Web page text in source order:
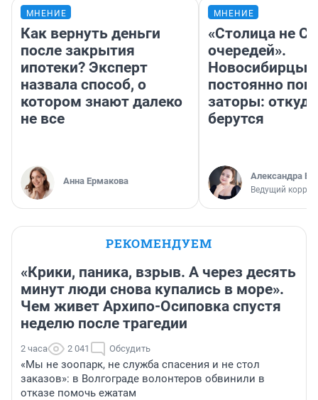
МНЕНИЕ
Как вернуть деньги
после закрытия
ипотеки? Эксперт
назвала способ, о
котором знают далеко
не все
Анна Ермакова
МНЕНИЕ
«Столица не
очередей».
Новосибирцы
постоянно
заторы:
берутся
Александра
Ведущий
РЕКОМЕНДУЕМ
«Крики, паника, взрыв. А через десять
минут люди снова купались в море».
Чем живет Архипо-Осиповка спустя
неделю после трагедии
2 часа 2 041 Обсудить
«Мы не зоопарк, не служба спасения и не стол
заказов»: в Волгограде волонтеров обвинили в
отказе помочь ежатам